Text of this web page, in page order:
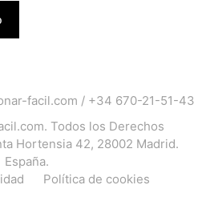
facil.com / +34 670-21-51-43
. Todos los Derechos
Hortensia 42, 28002 Madrid.
España.
Política de cookies